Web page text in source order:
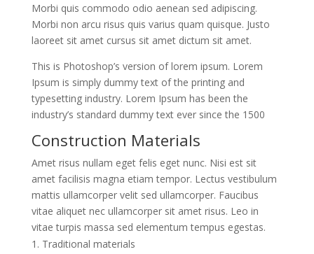
Morbi quis commodo odio aenean sed adipiscing.
Morbi non arcu risus quis varius quam quisque. Justo
laoreet sit amet cursus sit amet dictum sit amet.
This is Photoshop’s version of lorem ipsum. Lorem
Ipsum is simply dummy text of the printing and
typesetting industry. Lorem Ipsum has been the
industry’s standard dummy text ever since the 1500
Construction Materials
Amet risus nullam eget felis eget nunc. Nisi est sit
amet facilisis magna etiam tempor. Lectus vestibulum
mattis ullamcorper velit sed ullamcorper. Faucibus
vitae aliquet nec ullamcorper sit amet risus. Leo in
vitae turpis massa sed elementum tempus egestas.
Traditional materials